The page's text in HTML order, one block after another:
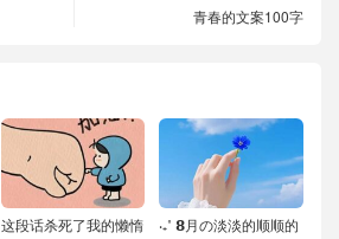
青春的文案100字
这段话杀死了我的懒惰
‧₊˚ 𝟴月の淡淡的顺顺的